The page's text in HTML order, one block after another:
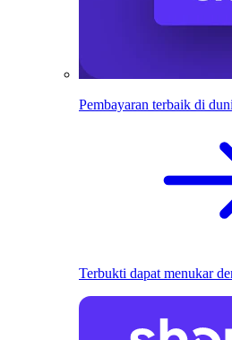
Pembayaran terbaik di
Terbukti dapat menukar